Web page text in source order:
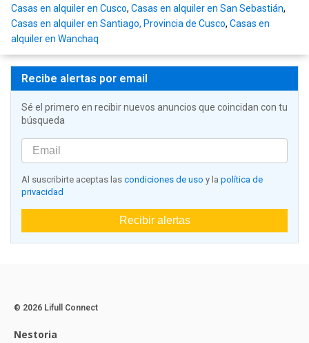
Casas en alquiler en Cusco, Casas en alquiler en San Sebastián,
Casas en alquiler en Santiago, Provincia de Cusco, Casas en
alquiler en Wanchaq
Recibe alertas por email
Sé el primero en recibir nuevos anuncios que coincidan con tu
búsqueda
Al suscribirte aceptas las condiciones de uso y la política de
privacidad
Recibir alertas
© 2026 Lifull Connect
Nestoria